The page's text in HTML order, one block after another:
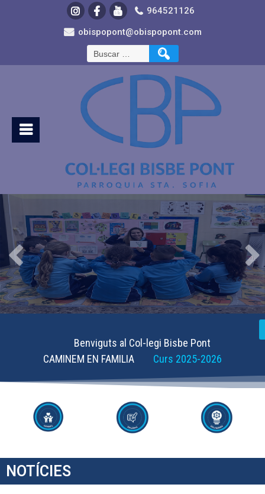
964521126
obispopont@obispopont.com
Benviguts al Col-legi Bisbe Pont
CAMINEM EN FAMILIA Curs 2025-2026
NOTÍCIES